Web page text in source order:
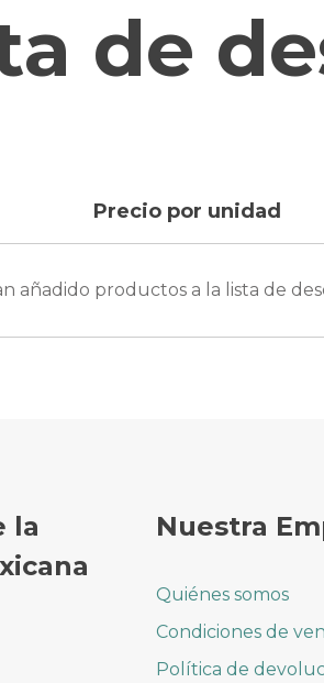
de
Precio por unidad
añadido productos a la lista de
la
Nuestra
Quiénes somos
Condiciones de
Política de